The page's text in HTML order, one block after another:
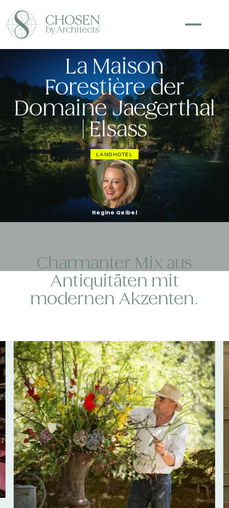
La Maison
Forestière der
Domaine Jaegerthal
| Elsass
LANDHOTEL
Regine Geibel
Charmanter Mix aus
Antiquitäten mit
modernen Akzenten.